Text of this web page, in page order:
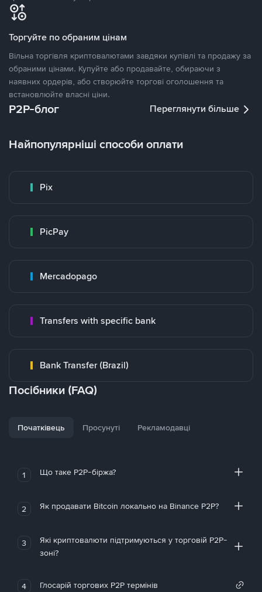
Торгуйте по обраним цінам
Вільна торгівля криптовалютами завдяки купівлі та продажу за
обраними цінами. Купуйте або продавайте, обираючи з
наявних ордерів, або створюйте торгові оголошення та
встановлюйте власні ціни.
P2P-блог Переглянути більше
Найпопулярніші способи оплати
Pix
PicPay
Mercadopago
Transfers with specific bank
Bank Transfer (Brazil)
Посібники (FAQ)
Початківець Просунуті Рекламодавці
1 Що таке P2P-біржа?
2 Як продавати Bitcoin локально на Binance P2P?
3
Які криптовалюти підтримуються у торговій P2P-
зоні?
4 Глосарій торгових P2P термінів